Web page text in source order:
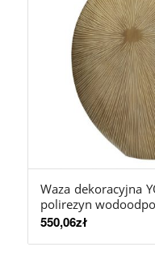
Waza dekoracyjna
polirezyn
550,06zł